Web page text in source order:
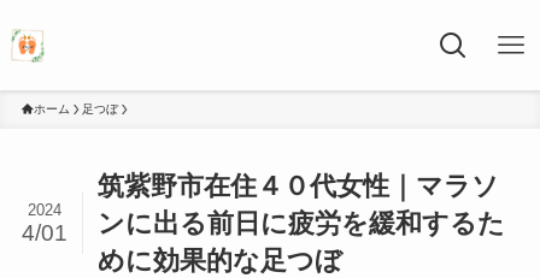
ホーム 足つぼ
筑紫野市在住４０代女性｜マラソ
ンに出る前日に疲労を緩和するた
めに効果的な足つぼ
2024
4/01